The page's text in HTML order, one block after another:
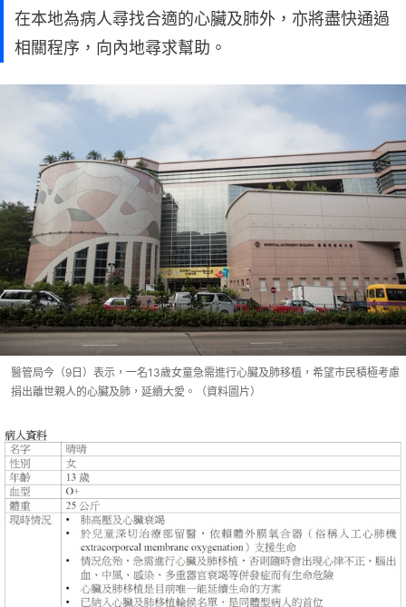
在本地為病人尋找合適的心臟及肺外，亦將盡快通過
相關程序，向內地尋求幫助。
醫管局今（9日）表示，一名13歲女童急需進行心臟及肺移植，希望市民積極考慮
捐出離世親人的心臟及肺，延續大愛。（資料圖片）